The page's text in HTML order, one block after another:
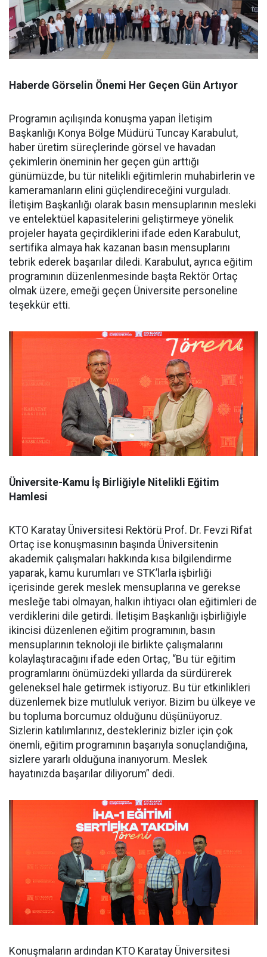
Haberde Görselin Önemi Her Geçen Gün Artıyor
Programın açılışında konuşma yapan İletişim
Başkanlığı Konya Bölge Müdürü Tuncay Karabulut,
haber üretim süreçlerinde görsel ve havadan
çekimlerin öneminin her geçen gün arttığı
günümüzde, bu tür nitelikli eğitimlerin muhabirlerin ve
kameramanların elini güçlendireceğini vurguladı.
İletişim Başkanlığı olarak basın mensuplarının mesleki
ve entelektüel kapasitelerini geliştirmeye yönelik
projeler hayata geçirdiklerini ifade eden Karabulut,
sertifika almaya hak kazanan basın mensuplarını
tebrik ederek başarılar diledi. Karabulut, ayrıca eğitim
programının düzenlenmesinde başta Rektör Ortaç
olmak üzere, emeği geçen Üniversite personeline
teşekkür etti.
Üniversite-Kamu İş Birliğiyle Nitelikli Eğitim
Hamlesi
KTO Karatay Üniversitesi Rektörü Prof. Dr. Fevzi Rifat
Ortaç ise konuşmasının başında Üniversitenin
akademik çalışmaları hakkında kısa bilgilendirme
yaparak, kamu kurumları ve STK’larla işbirliği
içerisinde gerek meslek mensuplarına ve gerekse
mesleğe tabi olmayan, halkın ihtiyacı olan eğitimleri de
verdiklerini dile getirdi. İletişim Başkanlığı işbirliğiyle
ikincisi düzenlenen eğitim programının, basın
mensuplarının teknoloji ile birlikte çalışmalarını
kolaylaştıracağını ifade eden Ortaç, “Bu tür eğitim
programlarını önümüzdeki yıllarda da sürdürerek
geleneksel hale getirmek istiyoruz. Bu tür etkinlikleri
düzenlemek bize mutluluk veriyor. Bizim bu ülkeye ve
bu topluma borcumuz olduğunu düşünüyoruz.
Sizlerin katılımlarınız, destekleriniz bizler için çok
önemli, eğitim programının başarıyla sonuçlandığına,
sizlere yararlı olduğuna inanıyorum. Meslek
hayatınızda başarılar diliyorum” dedi.
Konuşmaların ardından KTO Karatay Üniversitesi